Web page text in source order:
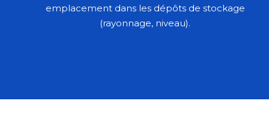
emplacement dans les dépôts de stockage
(rayonnage, niveau).